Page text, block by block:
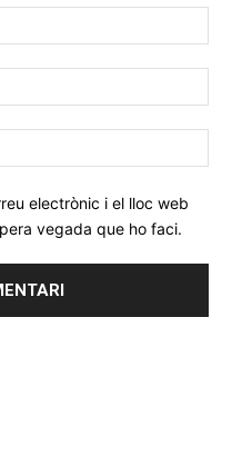
web:
electrònic i el lloc web
vegada que ho faci.